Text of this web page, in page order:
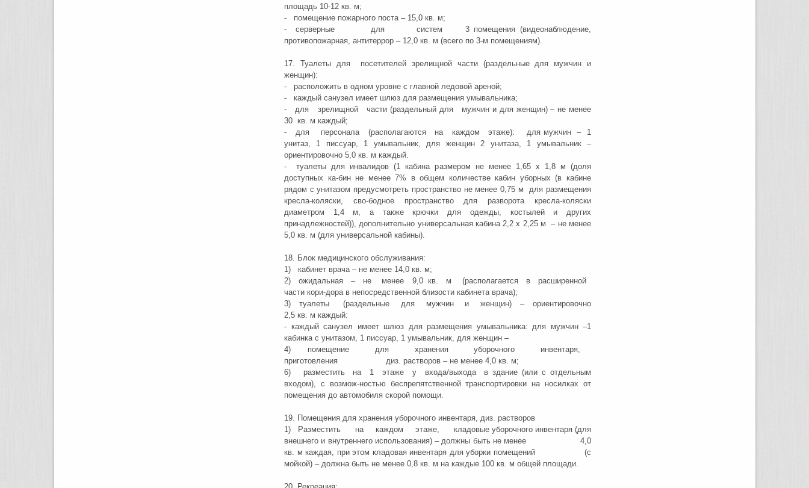
площадь 10-12 кв. м;
- помещение пожарного поста – 15,0 кв. м;
- серверные для систем 3 помещения (видеонаблюдение,
противопожарная, антитеррор – 12,0 кв. м (всего по 3-м помещениям).
17. Туалеты для посетителей зрелищной части (раздельные для мужчин и
женщин):
- расположить в одном уровне с главной ледовой ареной;
- каждый санузел имеет шлюз для размещения умывальника;
- для зрелищной части (раздельный для мужчин и для женщин) – не менее
30 кв. м каждый;
- для персонала (располагаются на каждом этаже): для мужчин – 1
унитаз, 1 писсуар, 1 умывальник, для женщин 2 унитаза, 1 умывальник –
ориентировочно 5,0 кв. м каждый.
- туалеты для инвалидов (1 кабина размером не менее 1,65 х 1,8 м (доля
доступных ка-бин не менее 7% в общем количестве кабин уборных (в кабине
рядом с унитазом предусмотреть пространство не менее 0,75 м для размещения
кресла-коляски, сво-бодное пространство для разворота кресла-коляски
диаметром 1,4 м, а также крючки для одежды, костылей и других
принадлежностей)), дополнительно универсальная кабина 2,2 х 2,25 м – не менее
5,0 кв. м (для универсальной кабины).
18. Блок медицинского обслуживания:
1) кабинет врача – не менее 14,0 кв. м;
2) ожидальная – не менее 9,0 кв. м (располагается в расширенной
части кори-дора в непосредственной близости кабинета врача);
3) туалеты (раздельные для мужчин и женщин) – ориентировочно
2,5 кв. м каждый:
- каждый санузел имеет шлюз для размещения умывальника: для мужчин –1
кабинка с унитазом, 1 писсуар, 1 умывальник, для женщин –
4) помещение для хранения уборочного инвентаря,
приготовления диз. растворов – не менее 4,0 кв. м;
6) разместить на 1 этаже у входа/выхода в здание (или с отдельным
входом), с возмож-ностью беспрепятственной транспортировки на носилках от
помещения до автомобиля скорой помощи.
19. Помещения для хранения уборочного инвентаря, диз. растворов
1) Разместить на каждом этаже, кладовые уборочного инвентаря (для
внешнего и внутреннего использования) – должны быть не менее 4,0
кв. м каждая, при этом кладовая инвентаря для уборки помещений (с
мойкой) – должна быть не менее 0,8 кв. м на каждые 100 кв. м общей площади.